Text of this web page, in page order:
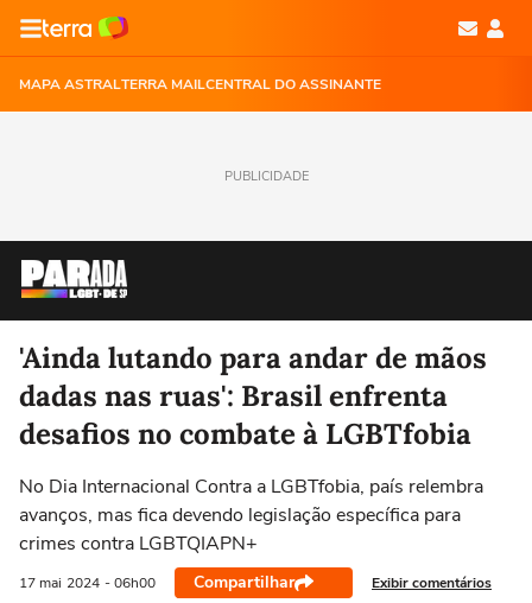
MAPA ASTRALTERRA MAILCENTRAL DO ASSINANTE
PUBLICIDADE
'Ainda lutando para andar de mãos
dadas nas ruas': Brasil enfrenta
desafios no combate à LGBTfobia
No Dia Internacional Contra a LGBTfobia, país relembra
avanços, mas fica devendo legislação específica para
crimes contra LGBTQIAPN+
17 mai 2024 - 06h00 Compartilhar Exibir comentários